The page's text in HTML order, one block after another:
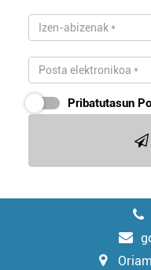
Pribatutasun